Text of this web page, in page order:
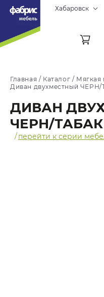
Хабаровск
Главная / Каталог / Мягкая
Диван двухместный ЧЕРН/
ДИВАН
ЧЕРН/ТАБАК
/перейти к серии